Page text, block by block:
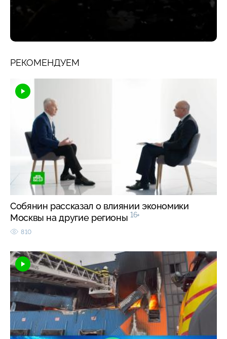
РЕКОМЕНДУЕМ
Собянин рассказал о влиянии экономики
Москвы на другие регионы 16+
810